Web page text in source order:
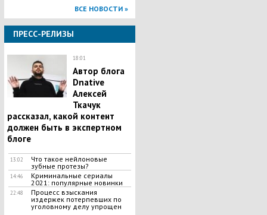
ВСЕ НОВОСТИ »
ПРЕСС-РЕЛИЗЫ
18:01
Автор блога
Dnative
Алексей
Ткачук
рассказал, какой контент
должен быть в экспертном
блоге
13:02
Что такое нейлоновые
зубные протезы?
14:46
Криминальные сериалы
2021: популярные новинки
22:48
Процесс взыскания
издержек потерпевших по
уголовному делу упрощен